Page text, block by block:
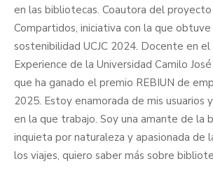
en las bibliotecas. Coautora del
Compartidos, iniciativa con la que
sostenibilidad UCJC 2024. Docente en
Experience de la Universidad Camilo
que ha ganado el premio REBIUN de
2025. Estoy enamorada de mis usuarios
en la que trabajo. Soy una amante de la
inquieta por naturaleza y apasionada de
los viajes, quiero saber más sobre